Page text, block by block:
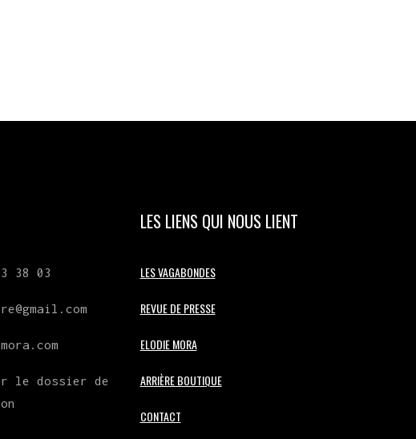
38 03
le dossier de
LES LIENS QUI NOUS LIENT
LES VAGABONDES
REVUE DE PRESSE
ELODIE MORA
ARRIÈRE BOUTIQUE
CONTACT